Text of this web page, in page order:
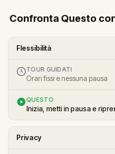
Confronta Questo
Flessibilità
TOUR GUIDATI
Orari fissi e nessuna pausa
QUESTO
Inizia, metti in pausa e
Privacy